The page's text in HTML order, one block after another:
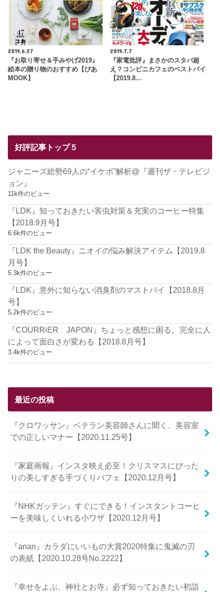
2019.6.27
『お取り寄せ＆手みやげ2019』
絵本の贈り物のおすすめ【ぴあ
MOOK】
2019.7.7
『家電批評』まさかのスタバ超
え？コンビニカフェのベストバイ
【2019.8…
好評記事トップ５
ジャニーズ総勢69人の“イケボ”解析@『週刊ザ・テレビジ
ョン』
11k件のビュー
『LDK』知っておきたい害虫対策＆充実のコーヒー特集
【2018.9月号】
6.6k件のビュー
『LDK the Beauty』ニオイの悩み解決アイテム【2019.8
月号】
5.3k件のビュー
『LDK』意外に知らない消臭剤のマストバイ【2018.8月
号】
5.2k件のビュー
『COURRiER JAPON』ちょっと感想に困る。完全に人
によって面白さが変わる【2018.8月号】
3.4k件のビュー
最近の投稿
『クロワッサン』ベテラン美容師さんに聞く、美容室
での正しいマナー【2020.11.25号】
『家庭画報』インスタ映え必至！クリスマスにぴった
りの美しすぎる手づくりパフェ【2020.12月号】
『NHKガッテン』すぐにできる！インスタントコーヒ
ーを美味しくいれる小ワザ【2020.12月号】
『anan』カラダにいいもの大賞2020特集に鬼滅の刃
の表紙【2020.10.28号No.2222】
『幸せをよぶ、神社とお寺』必ず知っておきたい初詣